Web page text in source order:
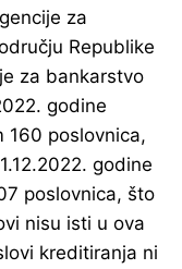
za
Republike
za bankarstvo
godine
160 poslovnica,
godine
poslovnica, što
nisu isti u ova
kreditiranja ni